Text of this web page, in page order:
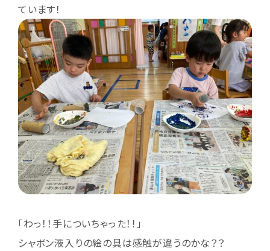
ています！
「わっ！！手についちゃった！！」
シャボン液入りの絵の具は感触が違うのかな？？